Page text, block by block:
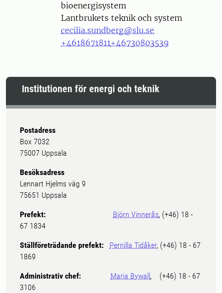
bioenergisystem
Lantbrukets teknik och system
cecilia.sundberg@slu.se
+4618671811+46730803539
Institutionen för energi och teknik
Postadress
Box 7032
75007 Uppsala
Besöksadress
Lennart Hjelms väg 9
75651 Uppsala
Prefekt: Björn Vinnerås, (+46) 18 -
67 1834
Ställföreträdande prefekt: Pernilla Tidåker, (+46) 18 - 67
1869
Administrativ chef: Maria Bywall , (+46) 18 - 67
3106